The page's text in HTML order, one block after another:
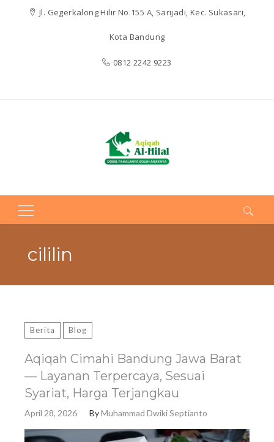
Jl. Gegerkalong Hilir No.155 A, Sarijadi, Kec. Sukasari,
Kota Bandung
0812 2242 9223
Search
cililin
Berita Blog
Aqiqah Cimahi Bandung Jawa Barat
— Layanan Terpercaya, Sesuai
Syariat, Harga Terjangkau
April 28, 2026 ByMuhammad Dwiki Septianto